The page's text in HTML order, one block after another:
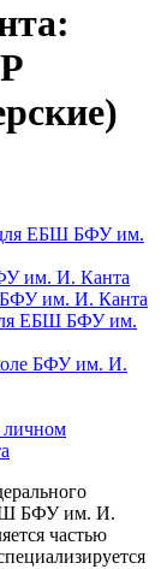
ЕБШ БФУ им.
им. И. Канта
БФУ им. И. Канта
ЕБШ БФУ им.
БФУ им. И.
БФУ им. И.
частью